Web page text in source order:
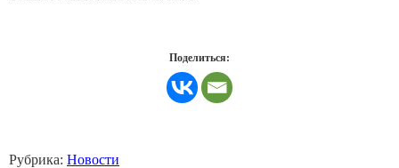
Поделиться:
Рубрика: Новости